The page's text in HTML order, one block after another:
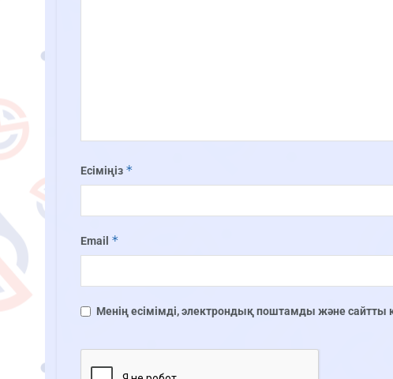
Есіміңіз *
Email *
Менің есімімді, электрондық поштамды және сайтты